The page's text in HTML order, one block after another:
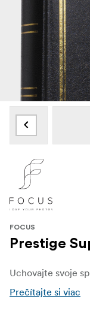
FOCUS
Prestige
Prečítajte si viac